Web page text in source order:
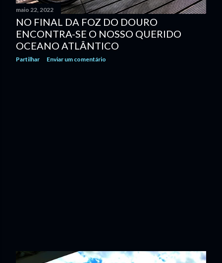
n
s
maio 22, 2022
NO FINAL DA FOZ DO DOURO
ENCONTRA-SE O NOSSO QUERIDO
OCEANO ATLÂNTICO
Partilhar Enviar um comentário